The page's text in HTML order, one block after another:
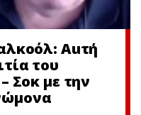
Αuτή
του
Σoκ με την